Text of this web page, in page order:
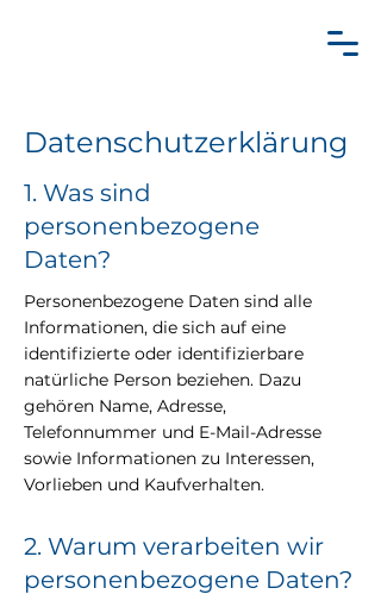
Datenschutzerklärung
1. Was sind
personenbezogene
Daten?
Personenbezogene Daten sind alle
Informationen, die sich auf eine
identifizierte oder identifizierbare
natürliche Person beziehen. Dazu
gehören Name, Adresse,
Telefonnummer und E-Mail-Adresse
sowie Informationen zu Interessen,
Vorlieben und Kaufverhalten.
2. Warum verarbeiten wir
personenbezogene Daten?